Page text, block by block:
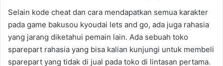
Selain kode cheat dan cara mendapatkan semua karakter
pada game bakusou kyoudai lets and go, ada juga rahasia
yang jarang diketahui pemain lain. Ada sebuah toko
sparepart rahasia yang bisa kalian kunjungi untuk membeli
sparepart yang tidak di jual pada toko di lintasan pertama.